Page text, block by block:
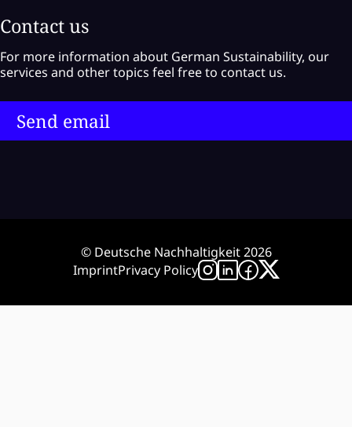
Contact us
For more information about German Sustainability, our
services and other topics feel free to contact us.
Send email
© Deutsche Nachhaltigkeit 2026
ImprintPrivacy Policy